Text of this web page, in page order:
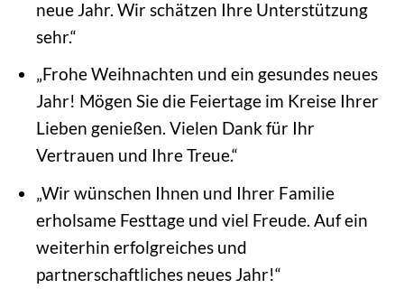
neue Jahr. Wir schätzen Ihre Unterstützung
sehr.“
„Frohe Weihnachten und ein gesundes neues
Jahr! Mögen Sie die Feiertage im Kreise Ihrer
Lieben genießen. Vielen Dank für Ihr
Vertrauen und Ihre Treue.“
„Wir wünschen Ihnen und Ihrer Familie
erholsame Festtage und viel Freude. Auf ein
weiterhin erfolgreiches und
partnerschaftliches neues Jahr!“